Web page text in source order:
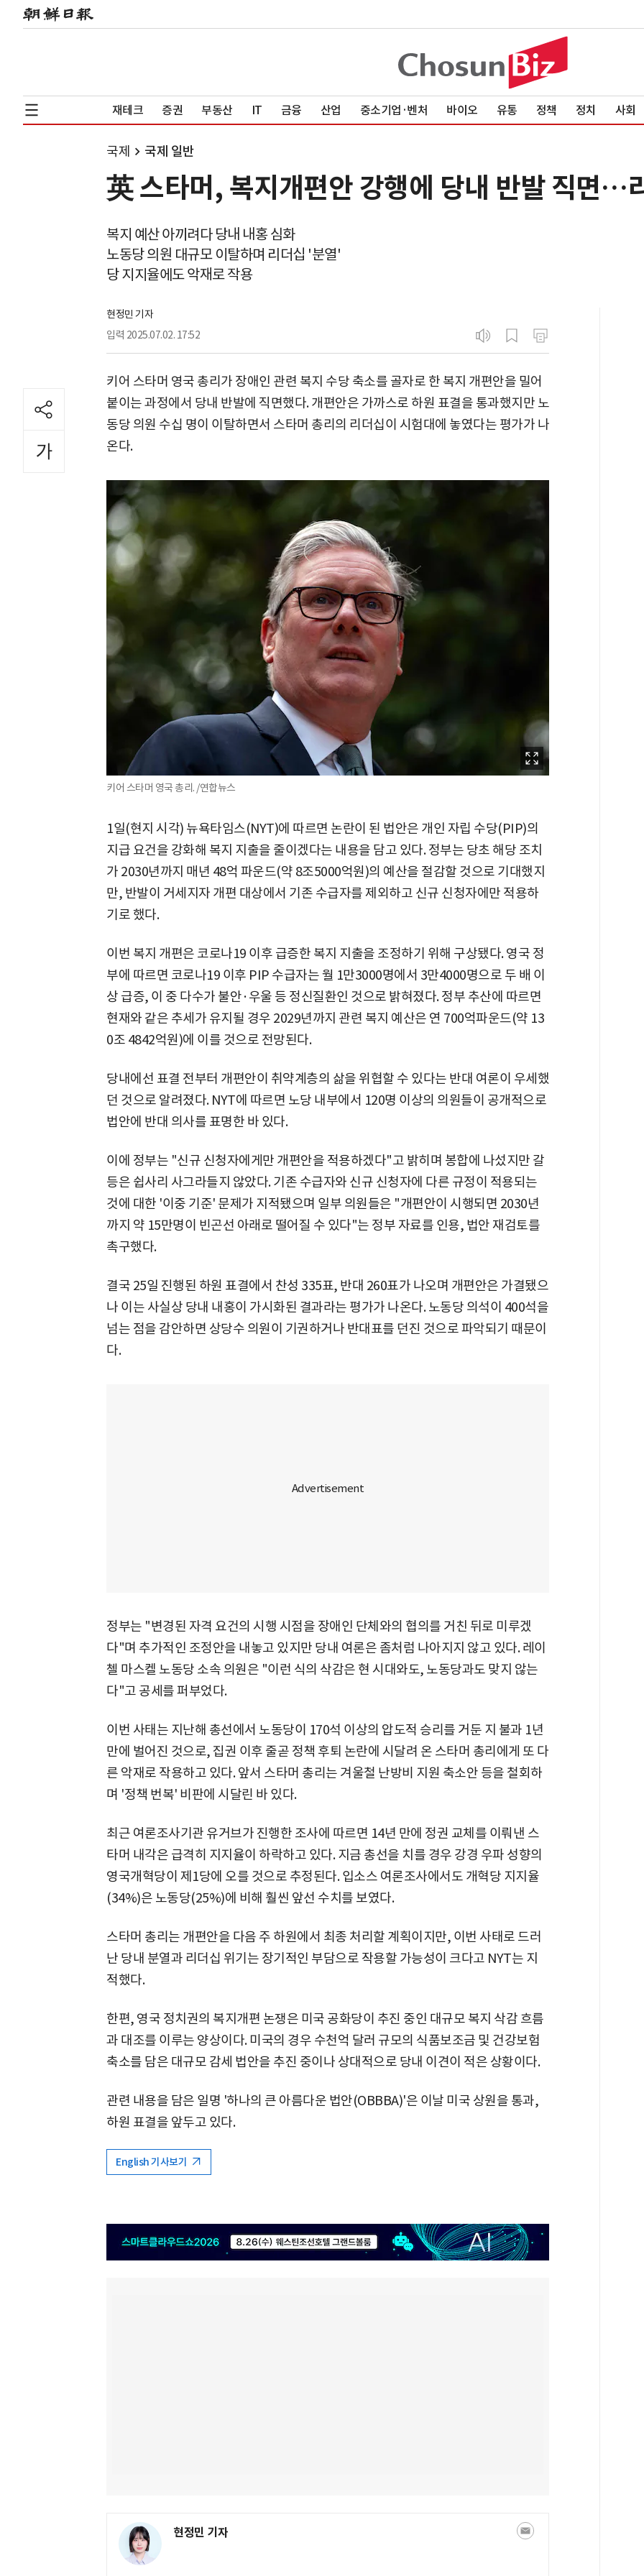
재테크 증권 부동산 IT 금융 산업 중소기업·벤처 바이오 유통 정책 정치 사회
국제 국제 일반
英 스타머, 복지개편안 강행에 당내 반발 직면…
복지 예산 아끼려다 당내 내홍 심화
노동당 의원 대규모 이탈하며 리더십 '분열'
당 지지율에도 악재로 작용
현정민 기자
입력 2025.07.02. 17:52
키어 스타머 영국 총리가 장애인 관련 복지 수당 축소를 골자로 한 복지 개편안을 밀어
붙이는 과정에서 당내 반발에 직면했다. 개편안은 가까스로 하원 표결을 통과했지만 노
동당 의원 수십 명이 이탈하면서 스타머 총리의 리더십이 시험대에 놓였다는 평가가 나
온다.
키어 스타머 영국 총리. /연합뉴스
1일(현지 시각) 뉴욕타임스(NYT)에 따르면 논란이 된 법안은 개인 자립 수당(PIP)의
지급 요건을 강화해 복지 지출을 줄이겠다는 내용을 담고 있다. 정부는 당초 해당 조치
가 2030년까지 매년 48억 파운드(약 8조5000억원)의 예산을 절감할 것으로 기대했지
만, 반발이 거세지자 개편 대상에서 기존 수급자를 제외하고 신규 신청자에만 적용하
기로 했다.
이번 복지 개편은 코로나19 이후 급증한 복지 지출을 조정하기 위해 구상됐다. 영국 정
부에 따르면 코로나19 이후 PIP 수급자는 월 1만3000명에서 3만4000명으로 두 배 이
상 급증, 이 중 다수가 불안·우울 등 정신질환인 것으로 밝혀졌다. 정부 추산에 따르면
현재와 같은 추세가 유지될 경우 2029년까지 관련 복지 예산은 연 700억파운드(약 13
0조 4842억원)에 이를 것으로 전망된다.
당내에선 표결 전부터 개편안이 취약계층의 삶을 위협할 수 있다는 반대 여론이 우세했
던 것으로 알려졌다. NYT에 따르면 노당 내부에서 120명 이상의 의원들이 공개적으로
법안에 반대 의사를 표명한 바 있다.
이에 정부는 "신규 신청자에게만 개편안을 적용하겠다"고 밝히며 봉합에 나섰지만 갈
등은 쉽사리 사그라들지 않았다. 기존 수급자와 신규 신청자에 다른 규정이 적용되는
것에 대한 '이중 기준' 문제가 지적됐으며 일부 의원들은 "개편안이 시행되면 2030년
까지 약 15만명이 빈곤선 아래로 떨어질 수 있다"는 정부 자료를 인용, 법안 재검토를
촉구했다.
결국 25일 진행된 하원 표결에서 찬성 335표, 반대 260표가 나오며 개편안은 가결됐으
나 이는 사실상 당내 내홍이 가시화된 결과라는 평가가 나온다. 노동당 의석이 400석을
넘는 점을 감안하면 상당수 의원이 기권하거나 반대표를 던진 것으로 파악되기 때문이
다.
정부는 "변경된 자격 요건의 시행 시점을 장애인 단체와의 협의를 거친 뒤로 미루겠
다"며 추가적인 조정안을 내놓고 있지만 당내 여론은 좀처럼 나아지지 않고 있다. 레이
첼 마스켈 노동당 소속 의원은 "이런 식의 삭감은 현 시대와도, 노동당과도 맞지 않는
다"고 공세를 퍼부었다.
이번 사태는 지난해 총선에서 노동당이 170석 이상의 압도적 승리를 거둔 지 불과 1년
만에 벌어진 것으로, 집권 이후 줄곧 정책 후퇴 논란에 시달려 온 스타머 총리에게 또 다
른 악재로 작용하고 있다. 앞서 스타머 총리는 겨울철 난방비 지원 축소안 등을 철회하
며 '정책 번복' 비판에 시달린 바 있다.
최근 여론조사기관 유거브가 진행한 조사에 따르면 14년 만에 정권 교체를 이뤄낸 스
타머 내각은 급격히 지지율이 하락하고 있다. 지금 총선을 치를 경우 강경 우파 성향의
영국개혁당이 제1당에 오를 것으로 추정된다. 입소스 여론조사에서도 개혁당 지지율
(34%)은 노동당(25%)에 비해 훨씬 앞선 수치를 보였다.
스타머 총리는 개편안을 다음 주 하원에서 최종 처리할 계획이지만, 이번 사태로 드러
난 당내 분열과 리더십 위기는 장기적인 부담으로 작용할 가능성이 크다고 NYT는 지
적했다.
한편, 영국 정치권의 복지개편 논쟁은 미국 공화당이 추진 중인 대규모 복지 삭감 흐름
과 대조를 이루는 양상이다. 미국의 경우 수천억 달러 규모의 식품보조금 및 건강보험
축소를 담은 대규모 감세 법안을 추진 중이나 상대적으로 당내 이견이 적은 상황이다.
관련 내용을 담은 일명 '하나의 큰 아름다운 법안(OBBBA)'은 이날 미국 상원을 통과,
하원 표결을 앞두고 있다.
English 기사보기
현정민 기자